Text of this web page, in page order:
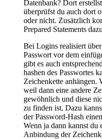
Datenbank? Dort
überprüfst du auch dort
oder nicht. Zusätzlich
Prepared Statements
Bei Logins realisiert
Passwort vor dem
gibt es auch
hashen des Passwortes
Zeichenkette anhängen.
weil dann eine andere
gewöhnlich und diese
zu finden ist. Dazu
der Password-Hash
Wenn ja dann kannst du
Anbindung der